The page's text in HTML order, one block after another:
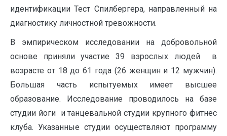
идентификации Тест Спилбергера, направленный на
диагностику личностной тревожности.
В эмпирическом исследовании на добровольной
основе приняли участие 39 взрослых людей в
возрасте от 18 до 61 года (26 женщин и 12 мужчин).
Большая часть испытуемых имеет высшее
образование. Исследование проводилось на базе
студии йоги и танцевальной студии крупного фитнес
клуба. Указанные студии осуществляют программу